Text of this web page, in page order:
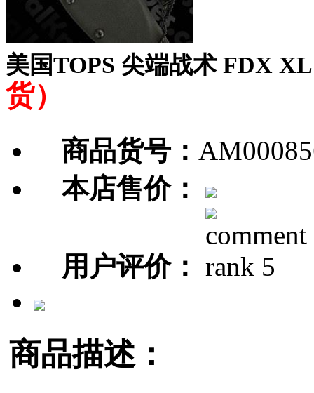
美国TOPS 尖端战术 FDX
货）
商品货号：
本店售价：
用户评价：
商品描述：